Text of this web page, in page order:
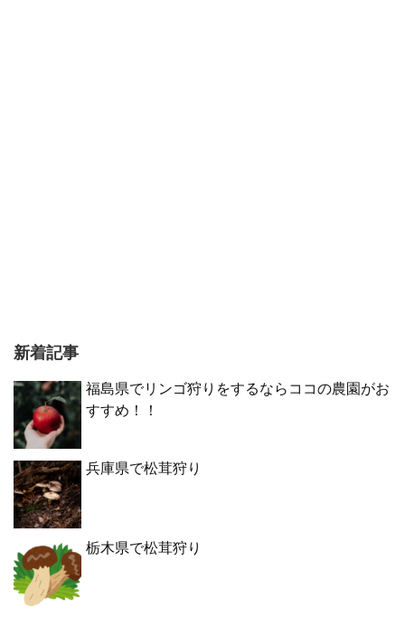
新着記事
福島県でリンゴ狩りをするならココの農園がお
すすめ！！
兵庫県で松茸狩り
栃木県で松茸狩り